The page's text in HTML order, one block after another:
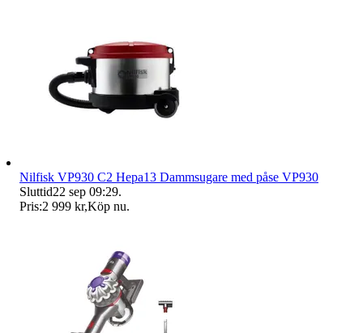
Nilfisk VP930 C2 Hepa13 Dammsugare med påse VP930
Sluttid22 sep 09:29.
Pris:2 999 kr,Köp nu.